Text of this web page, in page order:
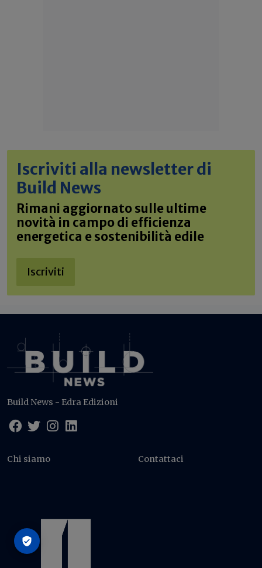
Iscriviti alla newsletter di
Build News
Rimani aggiornato sulle ultime
novità in campo di efficienza
energetica e sostenibilità edile
Iscriviti
Build News - Edra Edizioni
Chi siamo Contattaci